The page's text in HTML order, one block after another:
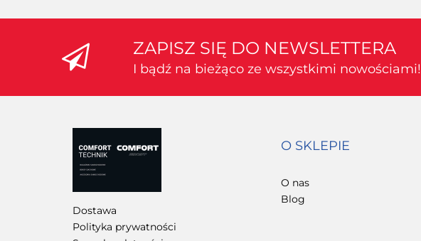
ZAPISZ SIĘ DO NEWSLETTERA
I bądź na bieżąco ze wszystkimi nowościami!
Dostawa
Polityka prywatności
O SKLEPIE
O nas
Blog